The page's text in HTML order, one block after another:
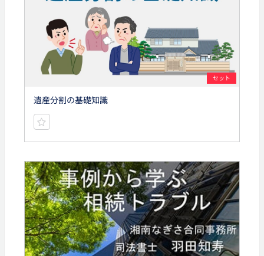
セット
遺産分割の基礎知識